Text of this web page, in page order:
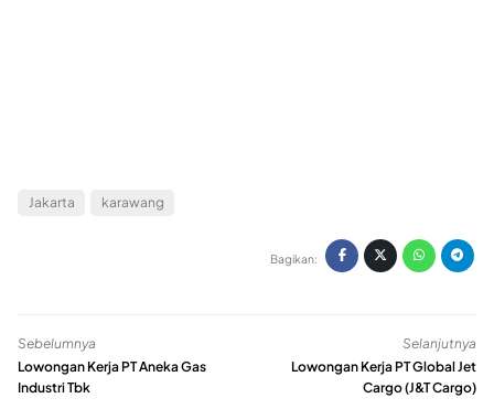
Jakarta karawang
Bagikan:
Sebelumnya
Lowongan Kerja PT Aneka Gas
Industri Tbk
Selanjutnya
Lowongan Kerja PT Global Jet
Cargo (J&T Cargo)